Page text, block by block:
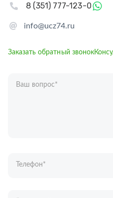
info@ucz74.ru
8 (351) 777-123-0
Заказать обратный звонок
Ваш вопрос*